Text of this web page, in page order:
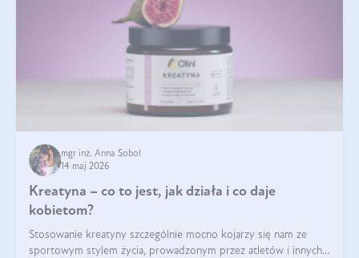
mgr inż. Anna Sobol
14 maj 2026
Kreatyna – co to jest, jak działa i co daje
kobietom?
Stosowanie kreatyny szczególnie mocno kojarzy się nam ze
sportowym stylem życia, prowadzonym przez atletów i innych